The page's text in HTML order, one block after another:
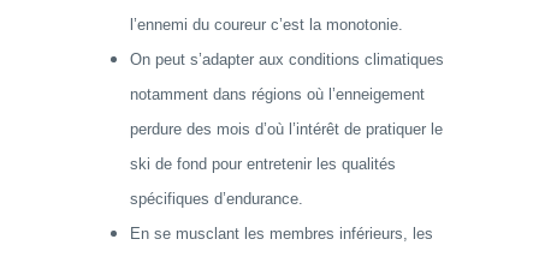
l’ennemi du coureur c’est la monotonie.
On peut s’adapter aux conditions climatiques
notamment dans régions où l’enneigement
perdure des mois d’où l’intérêt de pratiquer le
ski de fond pour entretenir les qualités
spécifiques d’endurance.
En se musclant les membres inférieurs, les